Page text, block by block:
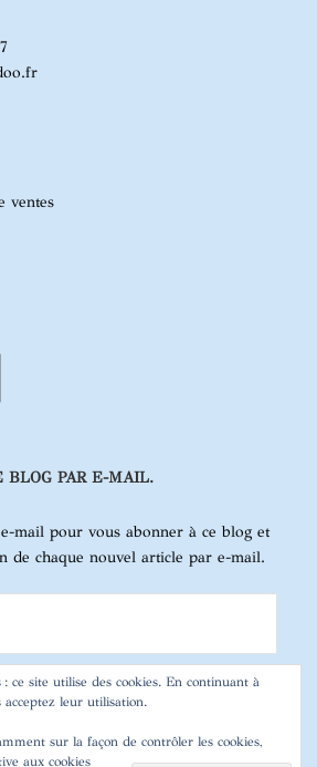
ventes
BLOG PAR E-MAIL.
e-mail pour vous abonner à ce blog et
de chaque nouvel article par e-mail.
ce site utilise des cookies. En continuant à
leur utilisation.
sur la façon de contrôler les cookies,
aux cookies